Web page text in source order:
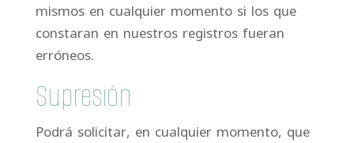
mismos en cualquier momento si los que
constaran en nuestros registros fueran
erróneos.
Supresión
Podrá solicitar, en cualquier momento, que